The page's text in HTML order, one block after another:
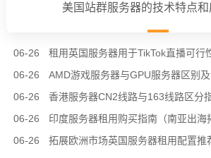
美国站群服务器的技术特点
06-26
租用英国服务器用于TikTok直播可行
06-26
06-26
香港服务器CN2线路与163线路区分
06-26
印度服务器租用购买指南（南亚出海
06-26
拓展欧洲市场英国服务器租用配置推